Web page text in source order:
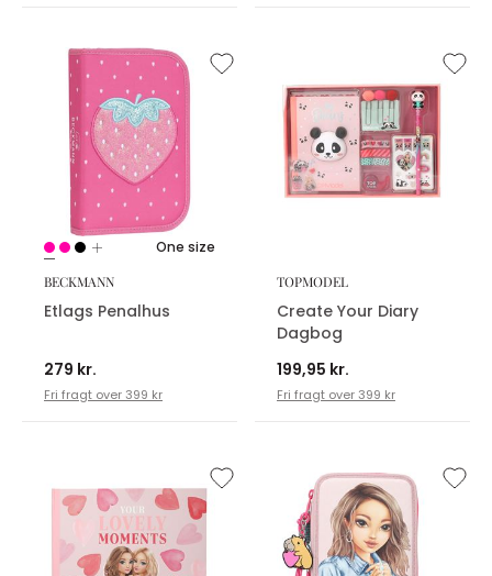
One size
BECKMANN
Etlags Penalhus
279 kr.
Fri fragt over 399 kr
TOPMODEL
Create Your Diary
Dagbog
199,95 kr.
Fri fragt over 399 kr